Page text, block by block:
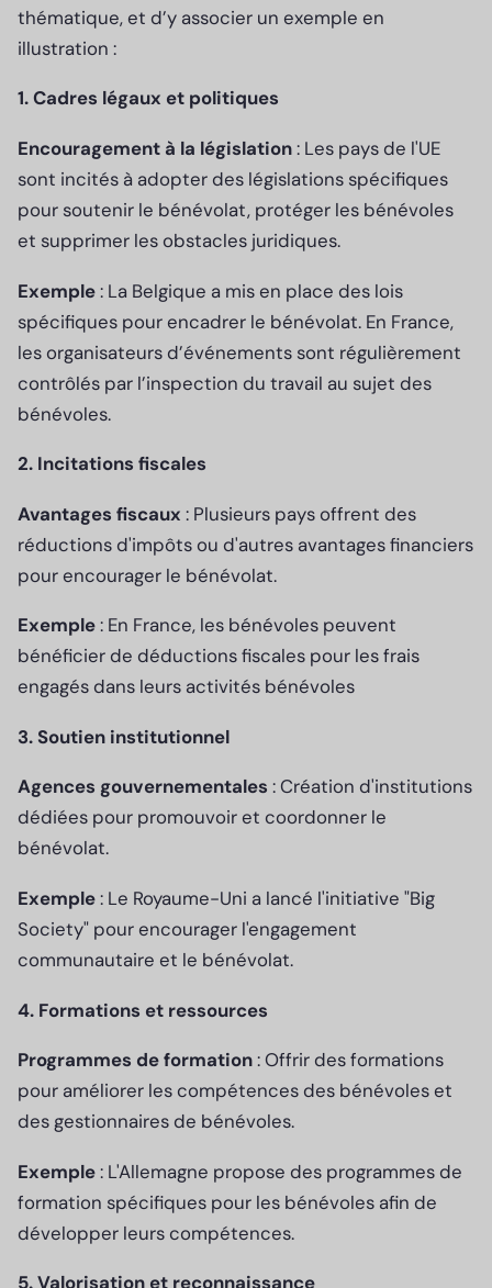
thématique, et d’y associer un exemple en
illustration :
1. Cadres légaux et politiques
Encouragement à la législation: Les pays de l'UE
sont incités à adopter des législations spécifiques
pour soutenir le bénévolat, protéger les bénévoles
et supprimer les obstacles juridiques.
Exemple: La Belgique a mis en place des lois
spécifiques pour encadrer le bénévolat. En France,
les organisateurs d’événements sont régulièrement
contrôlés par l’inspection du travail au sujet des
bénévoles.
2. Incitations fiscales
Avantages fiscaux : Plusieurs pays offrent des
réductions d'impôts ou d'autres avantages financiers
pour encourager le bénévolat.
Exemple: En France, les bénévoles peuvent
bénéficier de déductions fiscales pour les frais
engagés dans leurs activités bénévoles
3. Soutien institutionnel
Agences gouvernementales : Création d'institutions
dédiées pour promouvoir et coordonner le
bénévolat.
Exemple: Le Royaume-Uni a lancé l'initiative "Big
Society" pour encourager l'engagement
communautaire et le bénévolat.
4. Formations et ressources
Programmes de formation: Offrir des formations
pour améliorer les compétences des bénévoles et
des gestionnaires de bénévoles.
Exemple: L'Allemagne propose des programmes de
formation spécifiques pour les bénévoles afin de
développer leurs compétences.
5. Valorisation et reconnaissance